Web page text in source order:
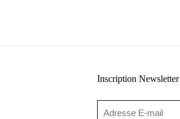
Inscription Newsletter